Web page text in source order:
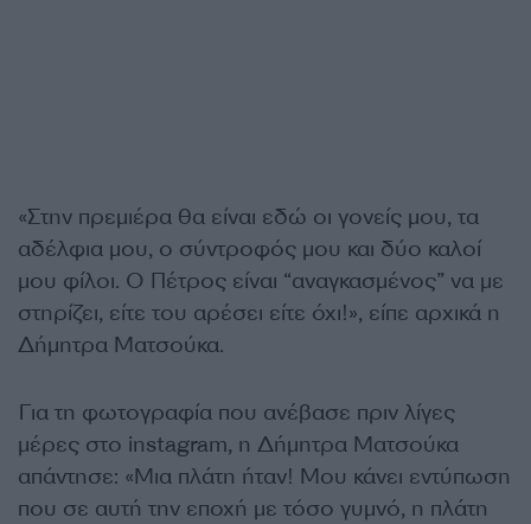
«Στην πρεμιέρα θα είναι εδώ οι γονείς μου, τα
αδέλφια μου, ο σύντροφός μου και δύο καλοί
μου φίλοι. Ο Πέτρος είναι “αναγκασμένος” να με
στηρίζει, είτε του αρέσει είτε όχι!», είπε αρχικά η
Δήμητρα Ματσούκα.
Για τη φωτογραφία που ανέβασε πριν λίγες
μέρες στο instagram, η Δήμητρα Ματσούκα
απάντησε: «Μια πλάτη ήταν! Μου κάνει εντύπωση
που σε αυτή την εποχή με τόσο γυμνό, η πλάτη